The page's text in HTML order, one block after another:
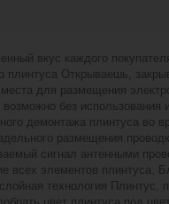
вкус каждого
Открываешь,
для размещения
без
демонтажа плинтуса во
размещения
сигнал антенными
элементов плинтуса.
технология